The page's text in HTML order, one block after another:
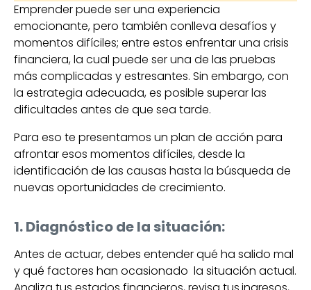
Emprender puede ser una experiencia
emocionante, pero también conlleva desafíos y
momentos difíciles; entre estos enfrentar una crisis
financiera, la cual puede ser una de las pruebas
más complicadas y estresantes. Sin embargo, con
la estrategia adecuada, es posible superar las
dificultades antes de que sea tarde.
Para eso te presentamos un plan de acción para
afrontar esos momentos difíciles, desde la
identificación de las causas hasta la búsqueda de
nuevas oportunidades de crecimiento.
1. Diagnóstico de la situación:
Antes de actuar, debes entender qué ha salido mal
y qué factores han ocasionado la situación actual.